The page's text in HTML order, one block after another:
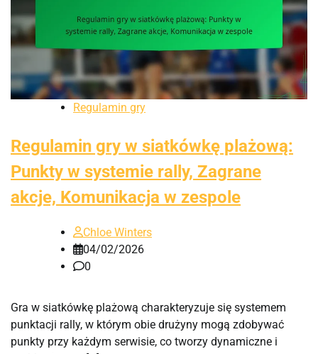
Regulamin gry
Regulamin gry w siatkówkę plażową:
Punkty w systemie rally, Zagrane
akcje, Komunikacja w zespole
Chloe Winters
04/02/2026
0
Gra w siatkówkę plażową charakteryzuje się systemem
punktacji rally, w którym obie drużyny mogą zdobywać
punkty przy każdym serwisie, co tworzy dynamiczne i